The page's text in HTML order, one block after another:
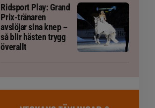
Ridsport Play: Grand
Prix-tränaren
avslöjar sina knep –
så blir hästen trygg
överallt